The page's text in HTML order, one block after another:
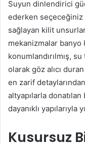
Suyun dinlendirici
ederken seçeceğiniz
sağlayan kilit
mekanizmalar banyo
konumlandırılmış,
olarak göz alıcı
en zarif
altyapılarla
dayanıklı yapılarıyla
Kusursuz